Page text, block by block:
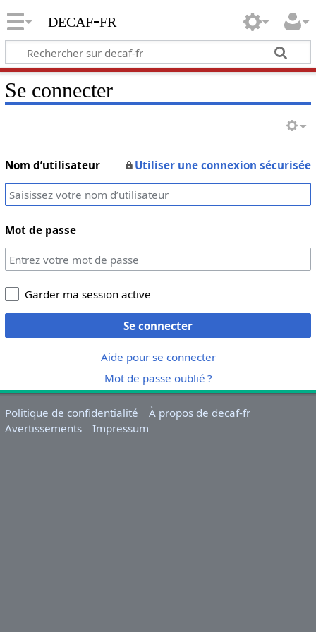
decaf-fr
Se connecter
Nom d’utilisateur Utiliser une connexion sécurisée
Mot de passe
Garder ma session active
Se connecter
Aide pour se connecter
Mot de passe oublié ?
Politique de confidentialité
À propos de decaf-fr
Avertissements
Impressum